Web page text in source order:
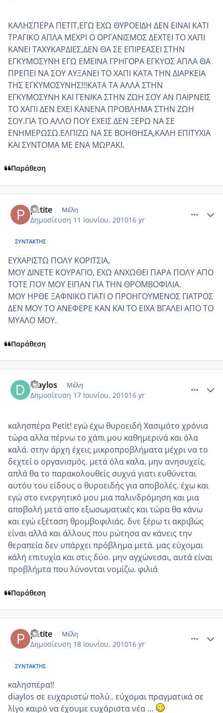
KAΛΗΣΠΕΡΑ ΠΕΤΙΤ,ΕΓΩ ΕΧΩ ΘΥΡΟΕΙΔΗ ΔΕΝ ΕΙΝΑΙ ΚΑΤΙ
ΤΡΑΓΙΚΟ ΑΠΛΑ ΜΕΧΡΙ Ο ΟΡΓΑΝΙΣΜΟΣ ΔΕΧΤΕΙ ΤΟ ΧΑΠΙ
ΚΑΝΕΙ ΤΑΧΥΚΑΡΔΙΕΣ,ΔΕΝ ΘΑ ΣΕ ΕΠΙΡΕΑΣΕΙ ΣΤΗΝ
ΕΓΚΥΜΟΣΥΝΗ ΕΓΩ ΕΜΕΙΝΑ ΓΡΗΓΟΡΑ ΕΓΚΥΟΣ ΑΠΛΑ ΘΑ
ΠΡΕΠΕΙ ΝΑ ΣΟΥ ΑΥΞΑΝΕΙ ΤΟ ΧΑΠΙ ΚΑΤΑ ΤΗΝ ΔΙΑΡΚΕΙΑ
ΤΗΣ ΕΓΚΥΜΟΣΥΝΗΣ!!!ΚΑΤΑ ΤΑ ΑΛΛΑ ΣΤΗΝ
ΕΓΚΥΜΟΣΥΝΗ ΚΑΙ ΓΕΝΙΚΑ ΣΤΗΝ ΖΩΗ ΣΟΥ ΑΝ ΠΑΙΡΝΕΙΣ
ΤΟ ΧΑΠΙ ΔΕΝ ΕΧΕΙ ΚΑΝΕΝΑ ΠΡΟΒΛΗΜΑ ΣΤΗΝ ΖΩΗ
ΣΟΥ.ΓΙΑ ΤΟ ΑΛΛΟ ΠΟΥ ΕΧΕΙΣ ΔΕΝ ΞΕΡΩ ΝΑ ΣΕ
ΕΝΗΜΕΡΩΣΩ.ΕΛΠΙΖΩ ΝΑ ΣΕ ΒΟΗΘΗΣΑ,ΚΑΛΗ ΕΠΙΤΥΧΙΑ
ΚΑΙ ΣΥΝΤΟΜΑ ΜΕ ΕΝΑ ΜΩΡΑΚΙ.
Παράθεση
petite Μέλη
Δημοσίευση 11 Ιουνίου, 201016 yr
ΣΥΝΤΆΚΤΗΣ
ΕΥΧΑΡΙΣΤΩ ΠΟΛΥ ΚΟΡΙΤΣΙΑ,
ΜΟΥ ΔΙΝΕΤΕ ΚΟΥΡΑΓΙΟ, ΕΧΩ ΑΝΧΩΘΕΙ ΠΑΡΑ ΠΟΛΥ ΑΠΟ
ΤΟΤΕ ΠΟΥ ΜΟΥ ΕΙΠΑΝ ΓΙΑ ΤΗΝ ΘΡΟΜΒΟΦΙΛΙΑ.
ΜΟΥ ΗΡΘΕ ΞΑΦΝΙΚΟ ΓΙΑΤΙ Ο ΠΡΟΗΓΟΥΜΕΝΟΣ ΓΙΑΤΡΟΣ
ΔΕΝ ΜΟΥ ΤΟ ΑΝΕΦΕΡΕ ΚΑΝ ΚΑΙ ΤΟ ΕΙΧΑ ΒΓΑΛΕΙ ΑΠΟ ΤΟ
ΜΥΑΛΟ ΜΟΥ.
Παράθεση
diaylos Μέλη
Δημοσίευση 17 Ιουνίου, 201016 yr
καλησπέρα Petit! εγώ έχω θυροειδή Χασιμότο χρόνια
τώρα αλλα πέρνω το χάπι μου καθημερινά και όλα
καλά. στην άρχη έχεις μικροπροβλήματα μέχρι να το
δεχτεί ο οργανισμός. μετά όλα καλα. μην ανησυχείς.
απλά θα το παρακολουθείς συχνά γιατι ευθύνεται
αυτόυ του είδους ο θυροειδής για αποβολές. έχω και
εγώ στο ενεργητικό μου μια παλινδρόμηση και μια
αποβολή μετά απο εξωσωματικές και τώρα θα κάνω
και εγώ εξέταση θρομβοφιλιάς. δνε ξέρω τι ακριβώς
είναι αλλά και άλλους που ρώτησα αν κάνεις την
θεραπεία δεν υπάρχει πρόβλημα μετά. μας εύχομαι
κάλή επιτυχία και στις δύο. μην αγχώνεσαι, αυτά είναι
προβλήμτα που λύνονται νομίζω. φιλιά
Παράθεση
petite Μέλη
Δημοσίευση 18 Ιουνίου, 201016 yr
ΣΥΝΤΆΚΤΗΣ
καλησπέρα!!
diaylos σε ευχαριστώ πολύ.. εύχομαι πραγματικά σε
λίγο καιρό να έχουμε ευχάριστα νέα ...